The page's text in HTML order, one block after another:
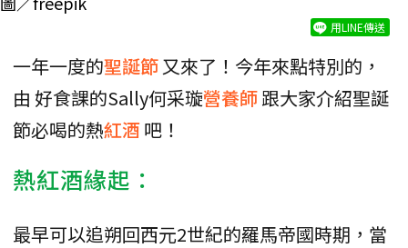
用LINE傳送
一年一度的聖誕節又來了！今年來點特別的，
由 好食課的Sally何采璇營養師跟大家介紹聖誕
節必喝的熱紅酒吧！
熱紅酒緣起：
最早可以追朔回西元2世紀的羅馬帝國時期，當